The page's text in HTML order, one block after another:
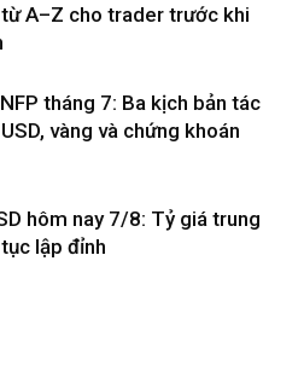
từ A–Z cho trader trước khi
tháng 7: Ba kịch bản tác
vàng và chứng khoán
hôm nay 7/8: Tỷ giá trung
lập đỉnh